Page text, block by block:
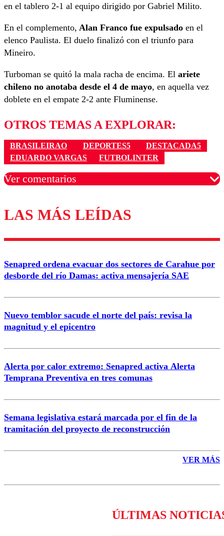
en el tablero 2-1 al equipo dirigido por Gabriel Milito.
En el complemento, Alan Franco fue expulsado en el
elenco Paulista. El duelo finalizó con el triunfo para
Mineiro.
Turboman se quitó la mala racha de encima. El ariete
chileno no anotaba desde el 4 de mayo, en aquella vez
doblete en el empate 2-2 ante Fluminense.
OTROS TEMAS A EXPLORAR:
BRASILEIRAO DEPORTES5
DESTACADA5
EDUARDO VARGAS
FUTBOLINTER
Ver comentarios
Los comentarios son moderados para garantizar un
diálogo respetuoso.
Nombre
Correo
LAS MÁS LEÍDAS
Senapred ordena evacuar dos sectores de Carahue por
desborde del río Damas: activa mensajería SAE
Nuevo temblor sacude el norte del país: revisa la
magnitud y el epicentro
Alerta por calor extremo: Senapred activa Alerta
Temprana Preventiva en tres comunas
Semana legislativa estará marcada por el fin de la
tramitación del proyecto de reconstrucción
VER MÁS
ÚLTIMAS